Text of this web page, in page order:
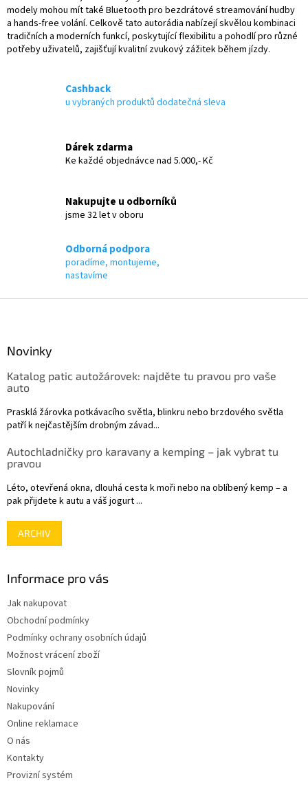
s
u
modely mohou mít také Bluetooth pro bezdrátové streamování hudby
a hands-free volání. Celkově tato autorádia nabízejí skvělou kombinaci
tradičních a moderních funkcí, poskytující flexibilitu a pohodlí pro různé
potřeby uživatelů, zajišťují kvalitní zvukový zážitek během jízdy.
Cashback
u vybraných produktů dodatečná sleva
Dárek zdarma
Ke každé objednávce nad 5.000,- Kč
Nakupujte u odborníků
jsme 32 let v oboru
Odborná podpora
poradíme, montujeme,
nastavíme
Novinky
Katalog patic autožárovek: najděte tu pravou pro vaše
auto
Prasklá žárovka potkávacího světla, blinkru nebo brzdového světla
patří k nejčastějším drobným závad...
Autochladničky pro karavany a kemping – jak vybrat tu
pravou
Léto, otevřená okna, dlouhá cesta k moři nebo na oblíbený kemp – a
pak přijdete k autu a váš jogurt ...
ARCHIV
Informace pro vás
Jak nakupovat
Obchodní podmínky
Podmínky ochrany osobních údajů
Možnost vrácení zboží
Slovník pojmů
Novinky
Nakupování
Online reklamace
O nás
Kontakty
Provizní systém